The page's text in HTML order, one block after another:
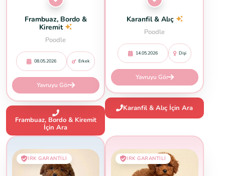
Frambuaz, Bordo &
Kiremit
Poodle
08.05.2026 Erkek
Yavruyu Gör
Frambuaz, Bordo & Kiremit
İçin Ara
Karanfil & Alıç
Poodle
14.05.2026 Dişi
Yavruyu Gör
Karanfil & Alıç İçin Ara
IRK GARANTILI IRK GARANTILI